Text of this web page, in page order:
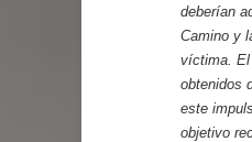
deberían
Camino y
víctima. El
obtenidos
este
objetivo